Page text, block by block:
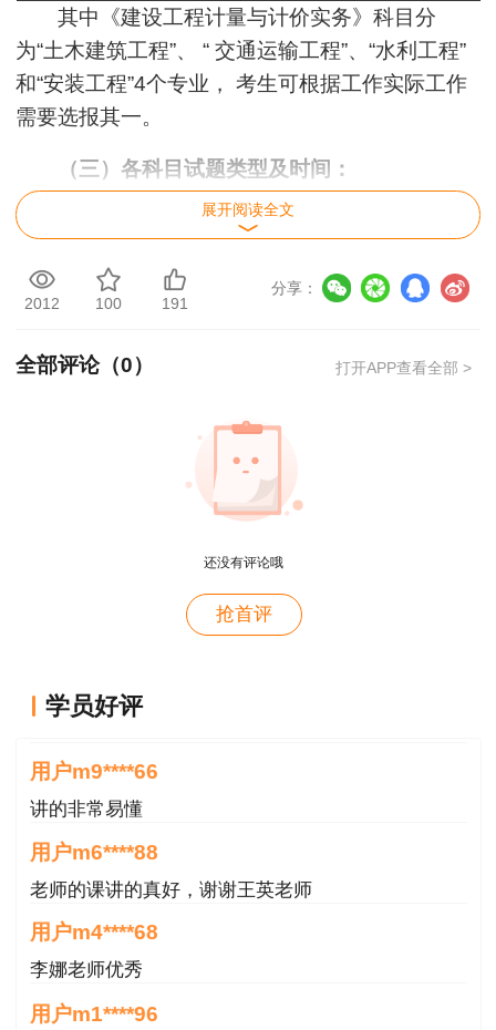
其中《建设工程计量与计价实务》科目分
为“土木建筑工程”、 “ 交通运输工程”、“水利工程”
和“安装工程”4个专业， 考生可根据工作实际工作
需要选报其一。
（三）各科目试题类型及时间：
各科目试题类型、时间安排
理基础知识
计价实务
时）
客观题
客观题指单项选择题、多项选择题等题
型，主观题指问答题及计算题等题型。
展开阅读全文
2012 100 191
分享：
全部评论（0） 打开APP查看全部 >
还没有评论哦
抢首评
学员好评
用户zh****35
用户m9****66
讲的非常易懂
用户m6****88
老师的课讲的真好，谢谢王英老师
用户m4****68
李娜老师优秀
用户m1****96